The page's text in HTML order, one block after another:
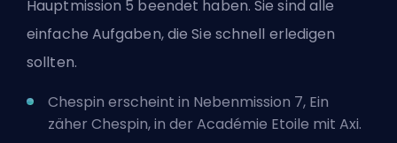
Hauptmission 5 beendet haben. Sie sind alle
einfache Aufgaben, die Sie schnell erledigen
sollten.
Chespin erscheint in Nebenmission 7, Ein
zäher Chespin, in der Académie Etoile mit Axi.